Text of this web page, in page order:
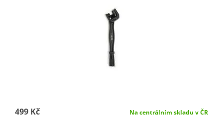
499 Kč Na centrálním skladu v ČR